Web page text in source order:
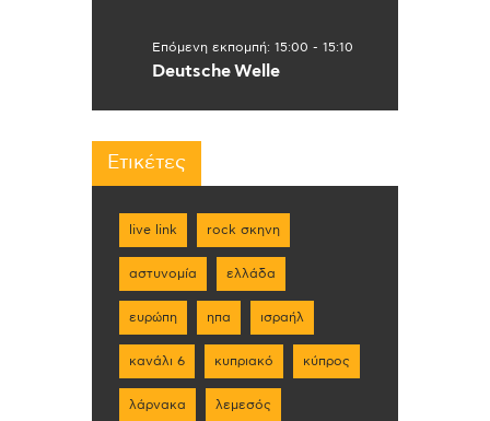
Επόμενη εκπομπή: 15:00 - 15:10
Deutsche Welle
Ετικέτες
live link rock σκηνη
αστυνομία ελλάδα
ευρώπη ηπα ισραήλ
κανάλι 6 κυπριακό κύπρος
λάρνακα λεμεσός